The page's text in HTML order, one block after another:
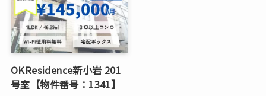
OKResidence新小岩 201
号室【物件番号：1341】